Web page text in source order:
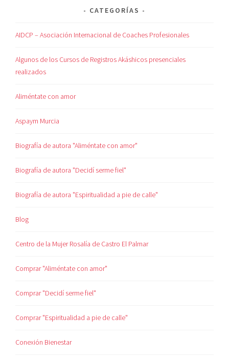
CATEGORÍAS
AIDCP – Asociación Internacional de Coaches Profesionales
Algunos de los Cursos de Registros Akáshicos presenciales
realizados
Aliméntate con amor
Aspaym Murcia
Biografía de autora "Aliméntate con amor"
Biografía de autora "Decidí serme fiel"
Biografía de autora "Espiritualidad a pie de calle"
Blog
Centro de la Mujer Rosalía de Castro El Palmar
Comprar "Aliméntate con amor"
Comprar "Decidí serme fiel"
Comprar "Espiritualidad a pie de calle"
Conexión Bienestar